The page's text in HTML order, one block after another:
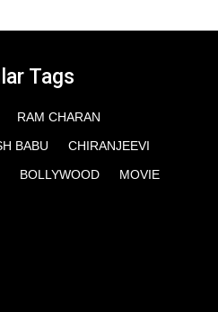
Tags
RAM CHARAN
BABU
CHIRANJEEVI
BOLLYWOOD MOVIE